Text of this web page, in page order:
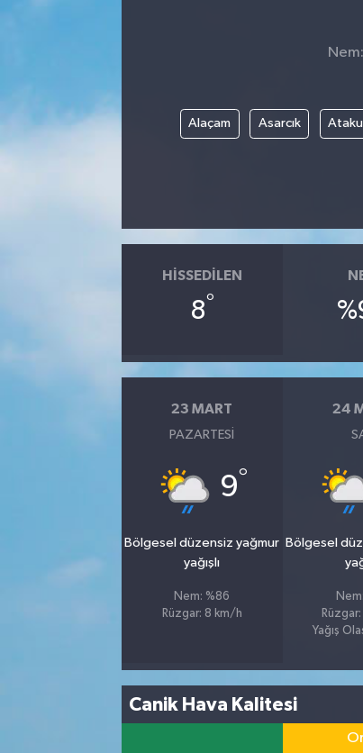
Alaçam Asarcık
HISSEDILEN
8°
23 MART
PAZARTESI
9°
Bölgesel düzensiz yağmur
yağışlı
Nem: %86
Rüzgar: 8 km/h
24
Bölgesel
Yağış
Canik Hava Kalitesi